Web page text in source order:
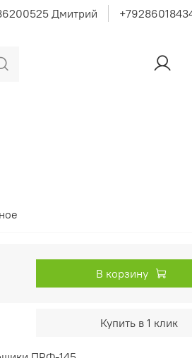
Дмитрий
В корзину
Купить в 1 клик